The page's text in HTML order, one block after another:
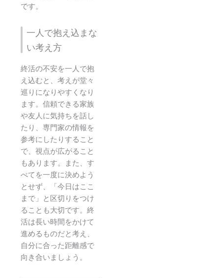
です。
一人で抱え込まな
い考え方
終活の不安を一人で抱
え込むと、考えが堂々
巡りになりやすくなり
ます。信頼できる家族
や友人に気持ちを話し
たり、専門家の情報を
参考にしたりすること
で、視点が広がること
もあります。また、す
べてを一度に決めよう
とせず、「今日はここ
まで」と区切りをつけ
ることも大切です。終
活は長い時間をかけて
進めるものだと考え、
自分に合った距離感で
向き合いましょう。